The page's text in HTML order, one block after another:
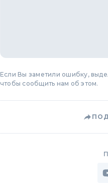
Если Вы заметили ошибку,
чтобы сообщить нам об этом.